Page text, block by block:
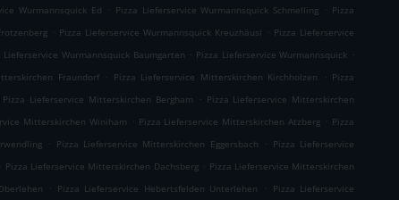
Wurmannsquick Ed . Pizza Lieferservice Wurmannsquick Schmelling . Pizza
. Pizza Lieferservice Wurmannsquick Kreuzhäusl . Pizza Lieferservice
Lieferservice Wurmannsquick Baumgarten . Pizza Lieferservice Wurmannsquick .
Fraundorf . Pizza Lieferservice Mitterskirchen Kirchholzen . Pizza
Pizza Lieferservice Mitterskirchen Bergham . Pizza Lieferservice Mitterskirchen
Mitterskirchen Winiham . Pizza Lieferservice Mitterskirchen Atzberg . Pizza
. Pizza Lieferservice Mitterskirchen Eggersbach . Pizza Lieferservice
. Pizza Lieferservice Mitterskirchen Dachsberg . Pizza Lieferservice Mitterskirchen
. Pizza Lieferservice Hebertsfelden Unterlehen . Pizza Lieferservice